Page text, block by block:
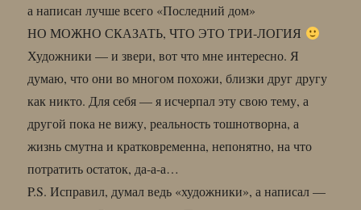
а написан лучше всего «Последний дом»
НО МОЖНО СКАЗАТЬ, ЧТО ЭТО ТРИ-ЛОГИЯ
Художники — и звери, вот что мне интересно. Я
думаю, что они во многом похожи, близки друг другу
как никто. Для себя — я исчерпал эту свою тему, а
другой пока не вижу, реальность тошнотворна, а
жизнь смутна и кратковременна, непонятно, на что
потратить остаток, да-а-а…
P.S. Исправил, думал ведь «художники», а написал —